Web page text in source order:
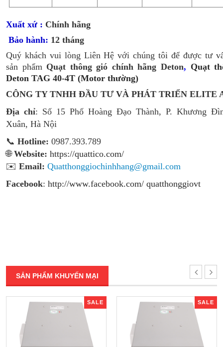
Xuất xứ : Chính hãng
Bảo hành: 12 tháng
Quý khách vui lòng Liên Hệ với chúng tôi để được tư
sản phẩm Quạt thông gió chính hãng Deton, Quạt
Deton TAG 40-4T (Motor thường)
CÔNG TY TNHH ĐẦU TƯ VÀ PHÁT TRIỂN ELITE
Địa chỉ: Số 15 Phố Hoàng Đạo Thành, P. Khương
Xuân, Hà Nội
📞 Hotline: 0987.393.789
🌐Website: https://quattico.com/
✉️ Email: Quatthonggiochinhhang@gmail.com
Facebook: http://www.facebook.com/ quatthonggiovt
SẢN PHẨM KHUYẾN MẠI
SALE SALE